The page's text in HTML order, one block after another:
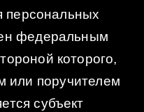
персональных
федеральным
которого,
или поручителем
субъект